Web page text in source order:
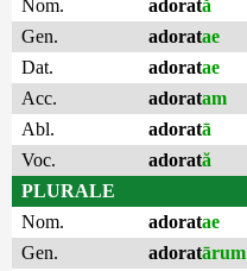
Nom.
adorată
Gen.
adoratae
Dat.
adoratae
Acc.
adoratam
Abl.
adoratā
Voc.
adorată
PLURALE
Nom.
adoratae
Gen.
adoratārum